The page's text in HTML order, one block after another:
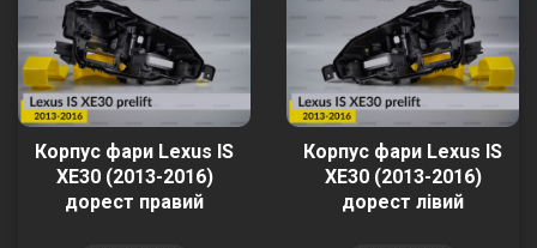
Корпус фари Lexus IS
XE30 (2013-2016)
дорест правий
Корпус фари Lexus IS
XE30 (2013-2016)
дорест лівий